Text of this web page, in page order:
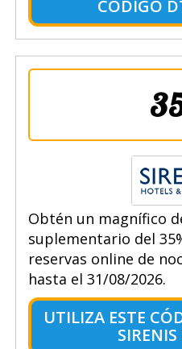
CÓDIGO
Obtén un magnífico
suplementario del
reservas online de
hasta el 31/08/2026.
UTILIZA ESTE